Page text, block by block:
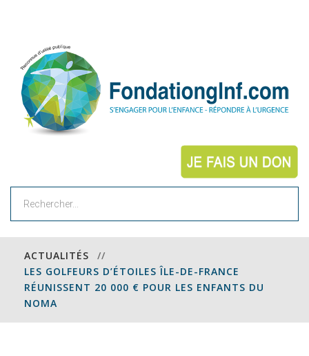
ACTUALITÉS
//
LES GOLFEURS D’ÉTOILES ÎLE-DE-FRANCE
RÉUNISSENT 20 000 € POUR LES ENFANTS DU
NOMA